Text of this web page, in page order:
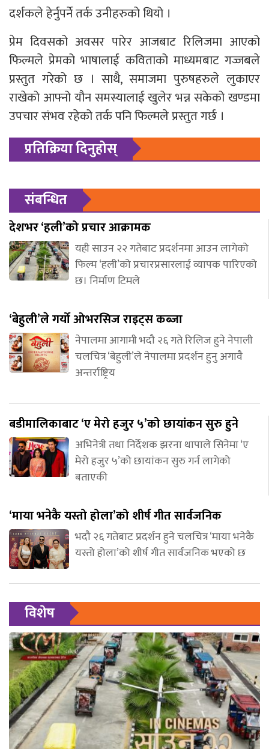
दर्शकले हेर्नुपर्ने तर्क उनीहरुको थियो ।
प्रेम दिवसको अवसर पारेर आजबाट रिलिजमा आएको
फिल्मले प्रेमको भाषालाई कविताको माध्यमबाट गज्जबले
प्रस्तुत गरेको छ । साथै, समाजमा पुरुषहरुले लुकाएर
राखेको आफ्नो यौन समस्यालाई खुलेर भन्न सकेको खण्डमा
उपचार संभव रहेको तर्क पनि फिल्मले प्रस्तुत गर्छ ।
प्रतिक्रिया दिनुहोस्
संबन्धित
देशभर ‘हली’को प्रचार आक्रामक
यही साउन २२ गतेबाट प्रदर्शनमा आउन लागेको
फिल्म ‘हली’को प्रचारप्रसारलाई व्यापक पारिएको
छ। निर्माण टिमले
‘बेहुली’ले गर्यो ओभरसिज राइट्स कब्जा
नेपालमा आगामी भदौ २६ गते रिलिज हुने नेपाली
चलचित्र ‘बेहुली’ले नेपालमा प्रदर्शन हुनु अगावै
अन्तर्राष्ट्रिय
बडीमालिकाबाट ‘ए मेरो हजुर ५’को छायांकन सुरु हुने
अभिनेत्री तथा निर्देशक झरना थापाले सिनेमा ‘ए
मेरो हजुर ५’को छायांकन सुरु गर्न लागेको
बताएकी
‘माया भनेकै यस्तो होला’को शीर्ष गीत सार्वजनिक
भदौ २६ गतेबाट प्रदर्शन हुने चलचित्र ‘माया भनेकै
यस्तो होला’को शीर्ष गीत सार्वजनिक भएको छ
विशेष